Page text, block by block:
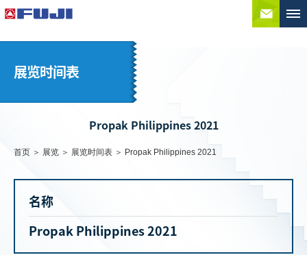
展览时间表
Propak Philippines 2021
首页 展览 展览时间表 Propak Philippines 2021
名称
Propak Philippines 2021